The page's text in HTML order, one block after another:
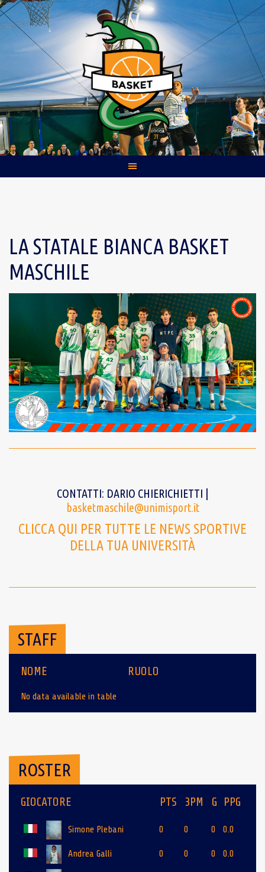
Skip
content
LA STATALE BIANCA BASKET
MASCHILE
CONTATTI: DARIO CHIERICHIETTI |
basketmaschile@unimisport.it
CLICCA QUI PER TUTTE LE NEWS SPORTIVE
DELLA TUA UNIVERSITÀ
STAFF
NOME RUOLO
No data available in table
ROSTER
GIOCATORE PTS 3PM G PPG
Simone Plebani 0 0 0 0.0
Andrea Galli 0 0 0 0.0